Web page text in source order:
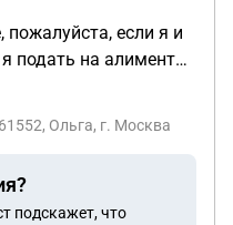
если я и
подать на алименты,
Связи нет с 2015
место проживания
Ольга, г. Москва
подскажет, что